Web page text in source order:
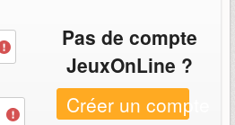
Pas de compte
JeuxOnLine ?
Créer un compte